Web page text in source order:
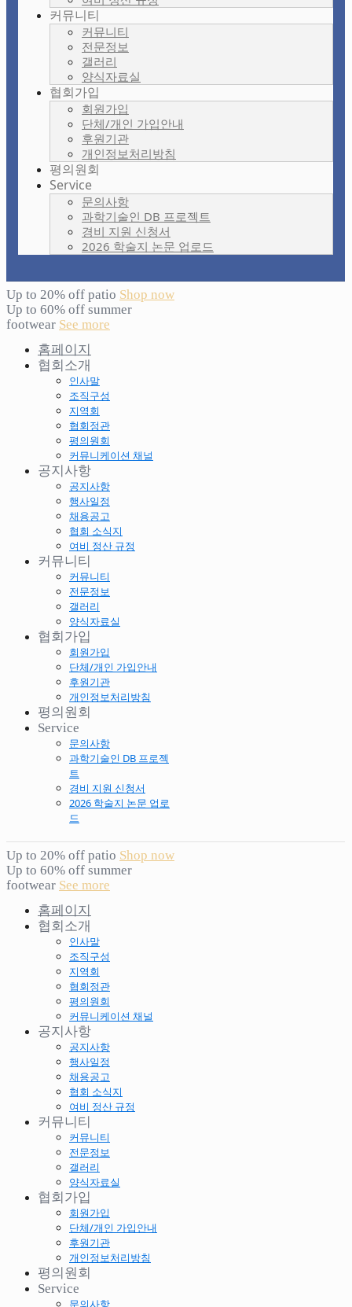
커뮤니티
커뮤니티
전문정보
갤러리
양식자료실
협회가입
회원가입
단체/개인 가입안내
후원기관
개인정보처리방침
평의원회
Service
문의사항
과학기술인 DB 프로젝트
경비 지원 신청서
2026 학술지 논문 업로드
Up to 20% off patio Shop now
Up to 60% off summer
footwear See more
홈페이지
협회소개
인사말
조직구성
지역회
협회정관
평의원회
커뮤니케이션 채널
공지사항
공지사항
행사일정
채용공고
협회 소식지
여비 정산 규정
커뮤니티
커뮤니티
전문정보
갤러리
양식자료실
협회가입
회원가입
단체/개인 가입안내
후원기관
개인정보처리방침
평의원회
Service
문의사항
과학기술인 DB 프로젝
트
경비 지원 신청서
2026 학술지 논문 업로
드
Up to 20% off patio Shop now
Up to 60% off summer
footwear See more
홈페이지
협회소개
인사말
조직구성
지역회
협회정관
평의원회
커뮤니케이션 채널
공지사항
공지사항
행사일정
채용공고
협회 소식지
여비 정산 규정
커뮤니티
커뮤니티
전문정보
갤러리
양식자료실
협회가입
회원가입
단체/개인 가입안내
후원기관
개인정보처리방침
평의원회
Service
문의사항